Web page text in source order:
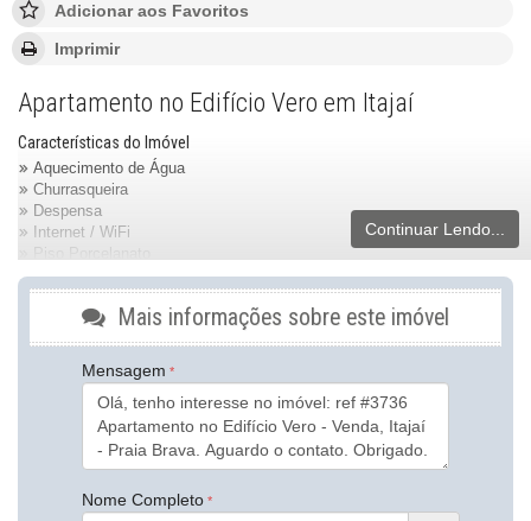
Adicionar aos Favoritos
Imprimir
Apartamento no Edifício Vero em Itajaí
Características do Imóvel
Aquecimento de Água
Churrasqueira
Despensa
Internet / WiFi
Piso Vinílico
Infra para Ar Split
Andar Alto
Vista Livre
Vista Mar
Acabamento em Gesso
Fechadura Eletrônica
Vista Panorâmica
Área de Serviço
Estar Íntimo
Continuar Lendo...
Mais informações sobre este imóvel
Mensagem
Nome Completo